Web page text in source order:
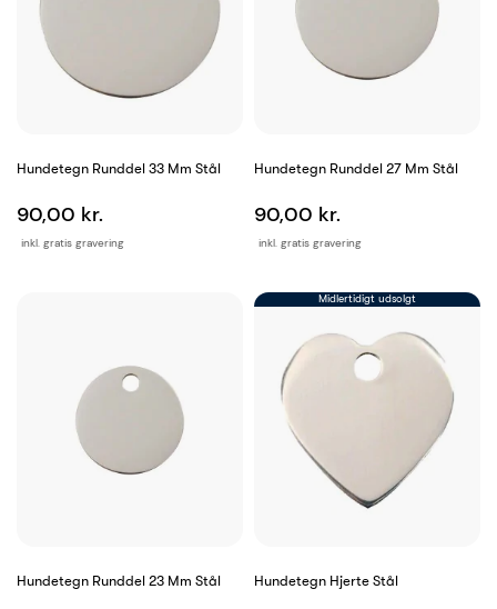
Hundetegn Runddel 33 Mm Stål
inkl. gratis gravering
90,00 kr.
Hundetegn Runddel 27 Mm Stål
inkl. gratis gravering
90,00 kr.
Hundetegn Runddel 23 Mm Stål Hundetegn Hjerte Stål
Midlertidigt udsolgt